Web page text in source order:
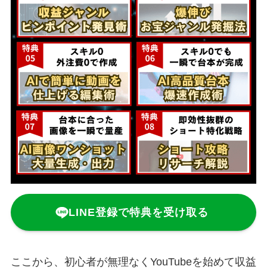
LINE登録で特典を受け取る
ここから、初心者が無理なくYouTubeを始めて収益